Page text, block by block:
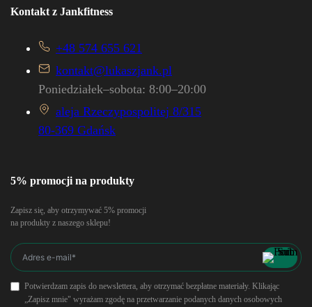
Kontakt z Jankfitness
+48 574 655 621
kontakt@lukaszjank.pl
Poniedziałek–sobota: 8:00–20:00
aleja Rzeczypospolitej 8/315
80-369 Gdańsk
5% promocji na produkty
Zapisz się, aby otrzymywać 5% promocji
na produkty z naszego sklepu!
Potwierdzam zapis do newslettera, aby otrzymać bezpłatne materiały. Klikając
„Zapisz mnie" wyrażam zgodę na przetwarzanie podanych danych osobowych